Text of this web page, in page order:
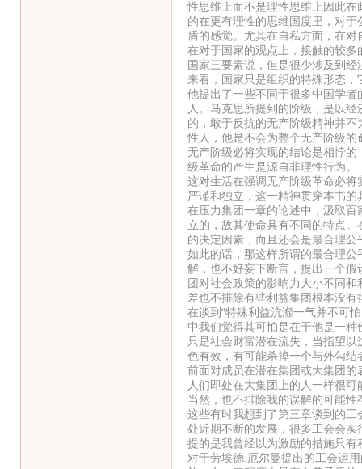
性思维上而不是理性思维上因此
的在更有理性的思维国度里，对
盾的感觉。尤其在自私方面，在
在对于国家的观点上，接触的较
国家三要素说，但是很少涉及到
来看，国家只是组织的特殊形态
他提出了一些不同于很多中国学
人。马克思所提到的阶级，是以
的，敢于反抗的无产阶级精神并
性人，他是不会为整个无产阶级
无产阶级必将实现的结论是相悖
级革命的产生是源自非理性行为。
这对生活在强调无产阶级革命必
严谨和独立，这一精神贯穿本书的
在压力集团一章的论述中，汲取
立的，故其使命具有不同的特点
的决定因素，而且还会是最合理
如此的话，那这样所谓的最合理
解，也不好妄下断言，提出一个
团对社会政策的影响力大小不同
差也不排除有些利益集团根本没
在谈到“特殊利益沆瀣一气并不可
中我们觉得其可怕是在于他是一
只是社会财富潜在流失，当指望
色有效，有可能杀掉一个与外勾
前面对成员在潜在集团或大集团的
人们即处在大集团上的人一样很
当然，也不排除我的误解的可能性
这些有时我想到了第三章谈到的
处近期不断的发展，很多工会会实
提的是我曾经以为激励的措施只
对于劳埃德.厄尔曼提出的工会运